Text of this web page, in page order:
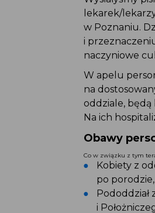
lekarek/
w Poznaniu.
i
naczyniowe
W apelu
na
oddziale,
Na ich
Obawy
Co w związku z tym
Kobiety z
po
i